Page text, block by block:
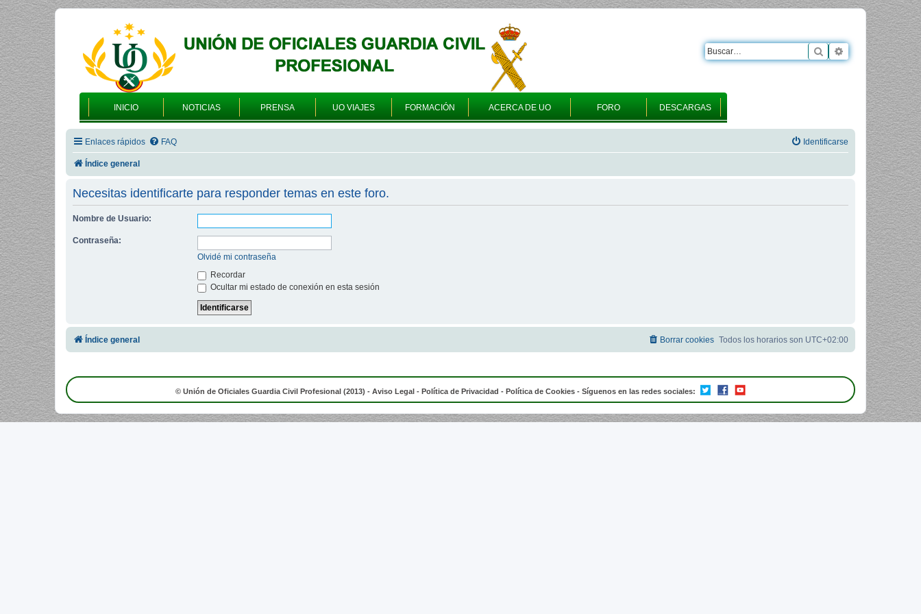
INICIO NOTICIAS PRENSA UO VIAJES FORMACIÓN ACERCA DE UO FORO DESCARGAS
Buscar Búsqueda
Enlaces rápidos FAQ Identificarse
Índice general
Necesitas identificarte para responder temas en este foro.
Nombre de Usuario:
Contraseña:
Olvidé mi contraseña
Recordar
Ocultar mi estado de conexión en esta sesión
Índice general Todos los horarios son UTC+02:00
Borrar cookies
© Unión de Oficiales Guardia Civil Profesional (2013) - Aviso Legal - Política de Privacidad - Política de Cookies - Síguenos en las redes sociales: